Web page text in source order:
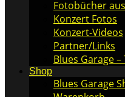
Fotobücher
Konzert Fotos
Konzert-Videos
Partner/Links
Blues Garage
Shop
Blues Garage